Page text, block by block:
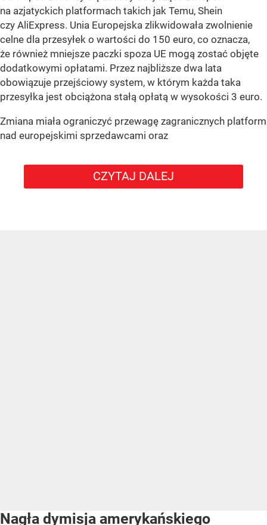
na azjatyckich platformach takich jak Temu, Shein
czy AliExpress. Unia Europejska zlikwidowała zwolnienie
celne dla przesyłek o wartości do 150 euro, co oznacza,
że również mniejsze paczki spoza UE mogą zostać objęte
dodatkowymi opłatami. Przez najbliższe dwa lata
obowiązuje przejściowy system, w którym każda taka
przesyłka jest obciążona stałą opłatą w wysokości 3 euro.
Zmiana miała ograniczyć przewagę zagranicznych platform
nad europejskimi sprzedawcami oraz
CZYTAJ DALEJ
Nagła dymisja amerykańskiego